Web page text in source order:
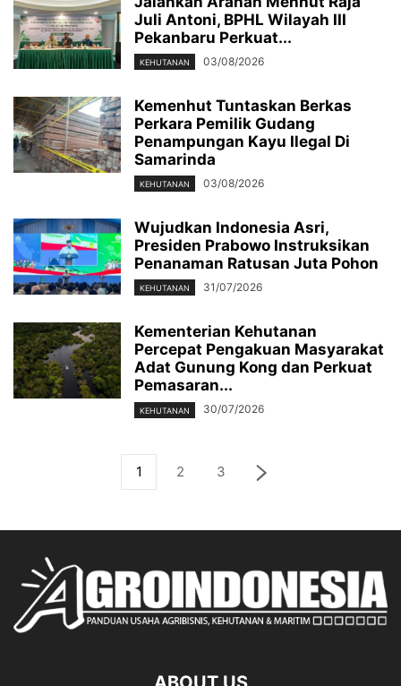
Juli Antoni, BPHL Wilayah III
Pekanbaru Perkuat...
KEHUTANAN 03/08/2026
Kemenhut Tuntaskan Berkas
Perkara Pemilik Gudang
Penampungan Kayu Ilegal Di
Samarinda
KEHUTANAN 03/08/2026
Wujudkan Indonesia Asri,
Presiden Prabowo Instruksikan
Penanaman Ratusan Juta Pohon
KEHUTANAN 31/07/2026
Kementerian Kehutanan
Percepat Pengakuan Masyarakat
Adat Gunung Kong dan Perkuat
Pemasaran...
KEHUTANAN 30/07/2026
1 2 3